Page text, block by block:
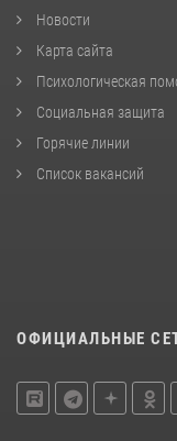
Новости
Карта сайта
Психологическая
Социальная защита
Горячие линии
Список вакансий
ОФИЦИАЛЬНЫЕ